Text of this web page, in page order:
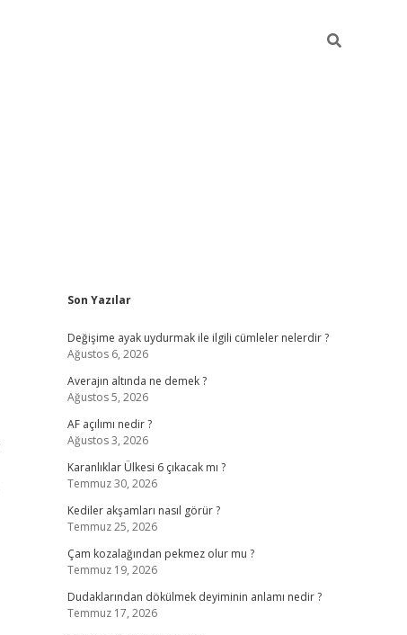
Sidebar
Son Yazılar
Değişime ayak uydurmak ile ilgili cümleler nelerdir ?
Ağustos 6, 2026
Averajın altında ne demek ?
Ağustos 5, 2026
AF açılımı nedir ?
Ağustos 3, 2026
Karanlıklar Ülkesi 6 çıkacak mı ?
Temmuz 30, 2026
Kediler akşamları nasıl görür ?
Temmuz 25, 2026
Çam kozalağından pekmez olur mu ?
Temmuz 19, 2026
Dudaklarından dökülmek deyiminin anlamı nedir ?
Temmuz 17, 2026